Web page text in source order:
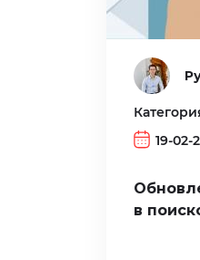
19-02-
в